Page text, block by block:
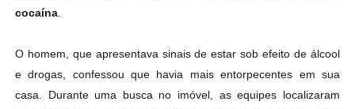
cocaína.
O homem, que apresentava sinais de estar sob efeito de álcool
e drogas, confessou que havia mais entorpecentes em sua
casa. Durante uma busca no imóvel, as equipes localizaram